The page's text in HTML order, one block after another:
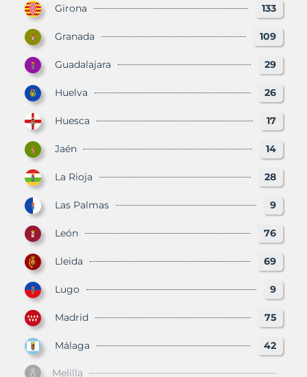
Girona 133
Granada 109
Guadalajara 29
Huelva 26
Huesca 17
Jaén 14
La Rioja 28
Las Palmas 9
León 76
Lleida 69
Lugo 9
Madrid 75
Málaga 42
Melilla